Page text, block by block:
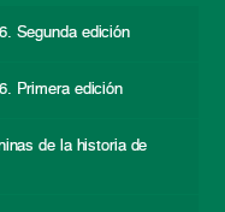
Segunda edición
Primera edición
de la historia de